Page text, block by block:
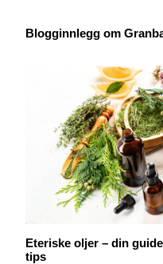
Blogginnlegg om
Eteriske oljer – din
tips